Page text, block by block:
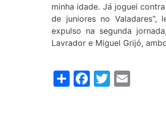
minha idade. Já joguei
de juniores no Valadares",
expulso na segunda
Lavrador e Miguel Grijó,
ShareFacebook
Twitter